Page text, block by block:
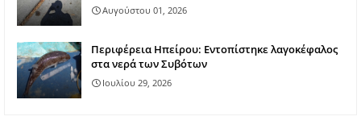
Αυγούστου 01, 2026
Περιφέρεια Ηπείρου: Εντοπίστηκε λαγοκέφαλος
στα νερά των Συβότων
Ιουλίου 29, 2026